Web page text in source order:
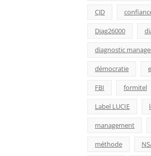
CJD
Diag26000
diagnostic
démocratie
FBI formitel
Label LUCIE
management
méthode